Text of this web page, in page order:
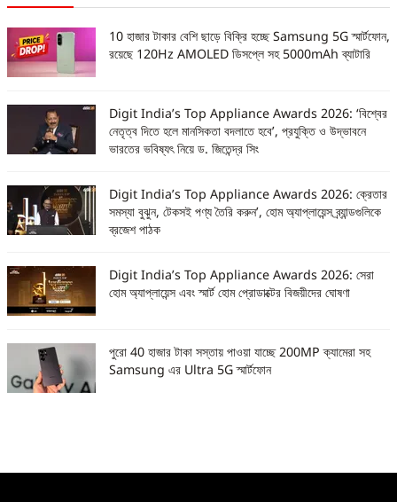
10 হাজার টাকার বেশি ছাড়ে বিক্রি হচ্ছে Samsung 5G স্মার্টফোন,
রয়েছে 120Hz AMOLED ডিসপ্লে সহ 5000mAh ব্যাটারি
Digit India’s Top Appliance Awards 2026: ‘বিশ্বের
নেতৃত্ব দিতে হলে মানসিকতা বদলাতে হবে’, প্রযুক্তি ও উদ্ভাবনে
ভারতের ভবিষ্যৎ নিয়ে ড. জিতেন্দ্র সিং
Digit India’s Top Appliance Awards 2026: ক্রেতার
সমস্যা বুঝুন, টেকসই পণ্য তৈরি করুন’, হোম অ্যাপ্লায়েন্স ব্র্যান্ডগুলিকে
ব্রজেশ পাঠক
Digit India’s Top Appliance Awards 2026: সেরা
হোম অ্যাপ্লায়েন্স এবং স্মার্ট হোম প্রোডাক্টের বিজয়ীদের ঘোষণা
পুরো 40 হাজার টাকা সস্তায় পাওয়া যাচ্ছে 200MP ক্যামেরা সহ
Samsung এর Ultra 5G স্মার্টফোন